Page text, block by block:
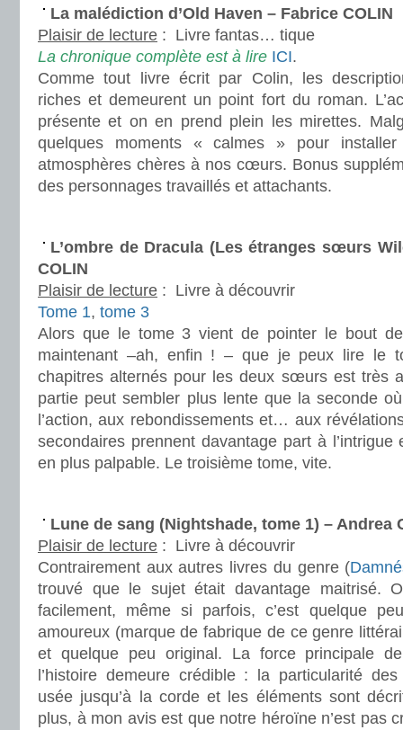
La malédiction d’Old Haven – Fabrice COLIN
Plaisir de lecture : Livre fantas… tique
La chronique complète est à lire ICI.
Comme tout livre écrit par Colin, les
riches et demeurent un point fort du roman.
présente et on en prend plein les mirettes.
quelques moments « calmes » pour
atmosphères chères à nos cœurs. Bonus
des personnages travaillés et attachants.
L’ombre de Dracula (Les étranges sœurs
COLIN
Plaisir de lecture : Livre à découvrir
Tome 1, tome 3
Alors que le tome 3 vient de pointer le bout
maintenant –ah, enfin ! – que je peux lire le
chapitres alternés pour les deux sœurs est très
partie peut sembler plus lente que la seconde
l’action, aux rebondissements et… aux
secondaires prennent davantage part à
en plus palpable. Le troisième tome, vite.
Lune de sang (Nightshade, tome 1) – Andrea
Plaisir de lecture : Livre à découvrir
Contrairement aux autres livres du genre (
trouvé que le sujet était davantage maitrisé.
facilement, même si parfois, c’est quelque
amoureux (marque de fabrique de ce genre
et quelque peu original. La force principale
l’histoire demeure crédible : la particularité
usée jusqu’à la corde et les éléments sont
plus, à mon avis est que notre héroïne n’est pas